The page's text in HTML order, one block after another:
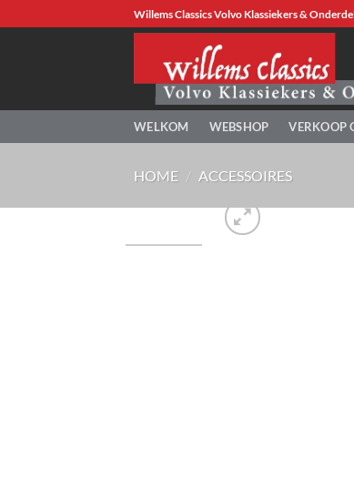
naar
Willems Classics Volvo Klassiekers &
WELKOM WEBSHOP VERKOOP
HOME / ACCESSOIRES